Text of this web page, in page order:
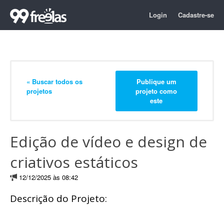
Login Cadastre-se
« Buscar todos os
projetos
Publique um
projeto como
este
Edição de vídeo e design de
criativos estáticos
12/12/2025 às 08:42
Descrição do Projeto: